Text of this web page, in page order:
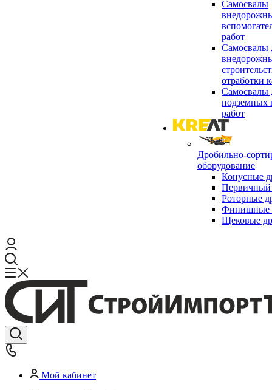
Самосвалы
работ
Самосвалы
отработки
Самосвалы
подземных
работ
Дробильно-
оборудование
Конусные
Первичный
Роторные
Финишные
Щековые
Мой кабинет